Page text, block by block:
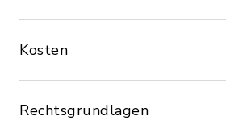
Kosten
Rechtsgrundlagen